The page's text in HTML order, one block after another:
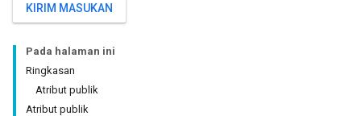
KIRIM MASUKAN
Pada halaman ini
Ringkasan
Atribut publik
Atribut publik